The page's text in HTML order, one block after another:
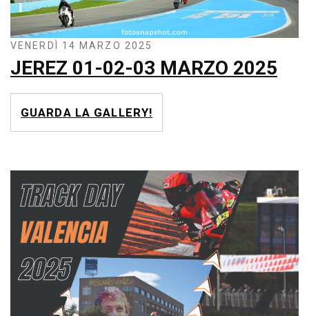
VENERDÌ 14 MARZO 2025
JEREZ 01-02-03 MARZO 2025
GUARDA LA GALLERY!